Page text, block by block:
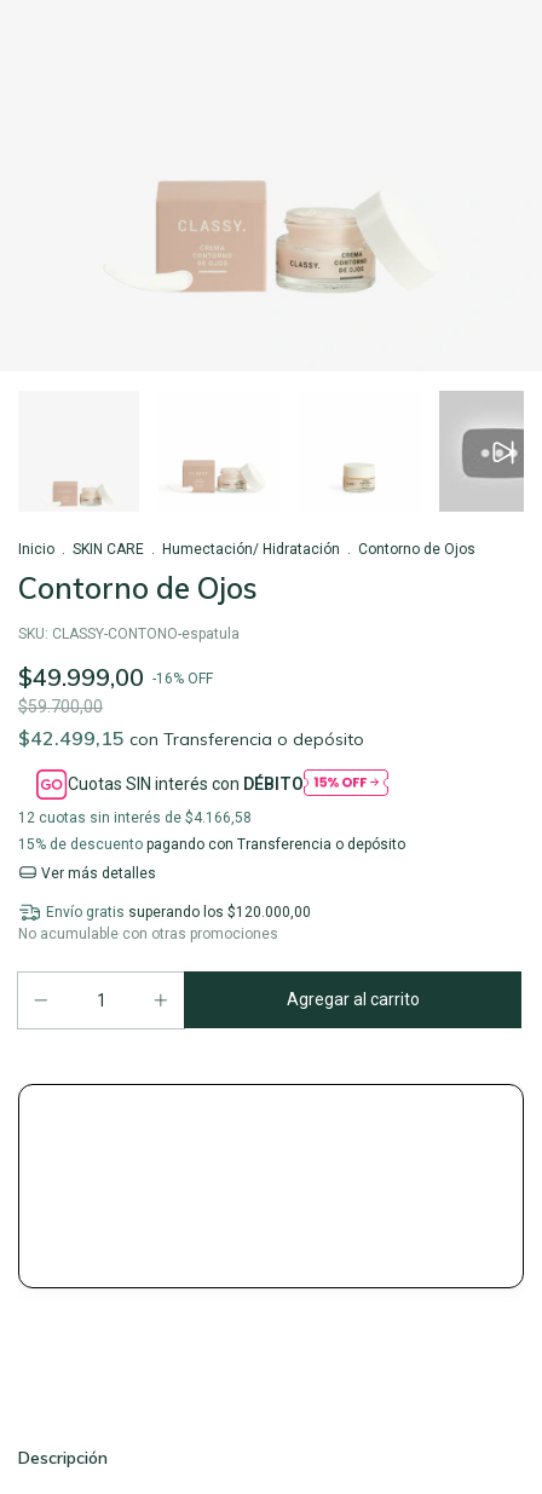
Inicio SKIN CARE Humectación/ Hidratación Contorno de Ojos
Contorno de Ojos
SKU: CLASSY-CONTONO-espatula
$49.999,00 -16% OFF
$59.700,00
$42.499,15 con Transferencia o depósito
Cuotas SIN interés con DÉBITO
12 cuotas sin interés de $4.166,58
15% de descuento pagando con Transferencia o depósito
Ver más detalles
Envío gratis superando los $120.000,00
No acumulable con otras promociones
Descripción